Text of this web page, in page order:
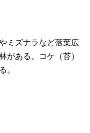
ミズナラなど落葉広
がある。コケ（苔）
。